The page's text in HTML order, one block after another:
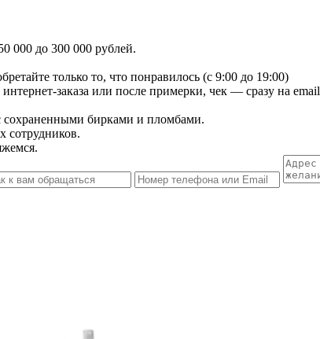
000 до 300 000 рублей.
только то, что понравилось (с 9:00 до 19:00)
заказа или после примерки, чек — сразу на email
сохраненными бирками и пломбами.
сотрудников.